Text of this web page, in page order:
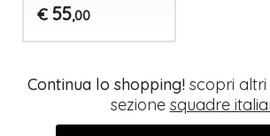
€ 55,00
Continua lo shopping!scopri altri
sezione squadre